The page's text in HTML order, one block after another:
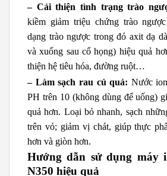
– Cải thiện tình trạng trào
kiềm giảm triệu chứng trào
dạng trào ngược trong đó axit dạ
và xuống sau cổ họng) hiệu quả
thiện hệ tiêu hóa, đường ruột…
– Làm sạch rau củ quả: Nước
PH trên 10 (không dùng để uống)
quả hơn. Loại bỏ nhanh, sạch
trên vỏ; giảm vị chát, giúp thực
hơn và giòn hơn.
Hướng dẫn sử dụng máy
N350 hiệu quả